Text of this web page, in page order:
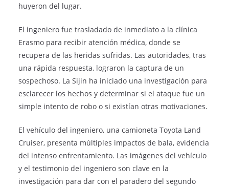
huyeron del lugar.
El ingeniero fue trasladado de inmediato a la clínica
Erasmo para recibir atención médica, donde se
recupera de las heridas sufridas. Las autoridades, tras
una rápida respuesta, lograron la captura de un
sospechoso. La Sijin ha iniciado una investigación para
esclarecer los hechos y determinar si el ataque fue un
simple intento de robo o si existían otras motivaciones.
El vehículo del ingeniero, una camioneta Toyota Land
Cruiser, presenta múltiples impactos de bala, evidencia
del intenso enfrentamiento. Las imágenes del vehículo
y el testimonio del ingeniero son clave en la
investigación para dar con el paradero del segundo